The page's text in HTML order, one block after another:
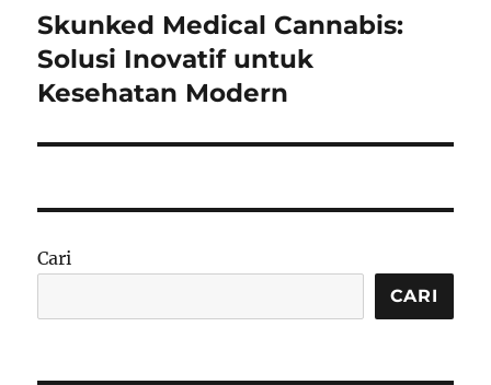
Next
post:
Skunked Medical Cannabis:
Solusi Inovatif untuk
Kesehatan Modern
Cari
CARI